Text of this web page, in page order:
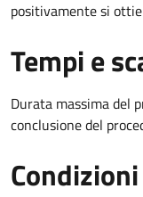
positivamente si
Tempi e
Durata massima del
conclusione del